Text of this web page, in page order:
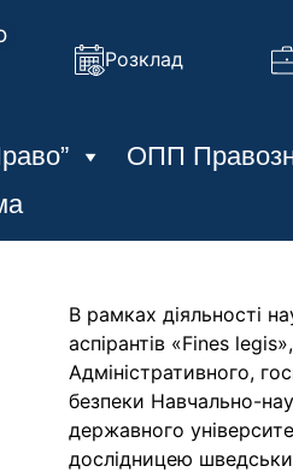
Розклад
ОПП
В рамках діяльності
аспірантів «Fines
Адміністративного,
безпеки Навчально-
державного
дослідницею